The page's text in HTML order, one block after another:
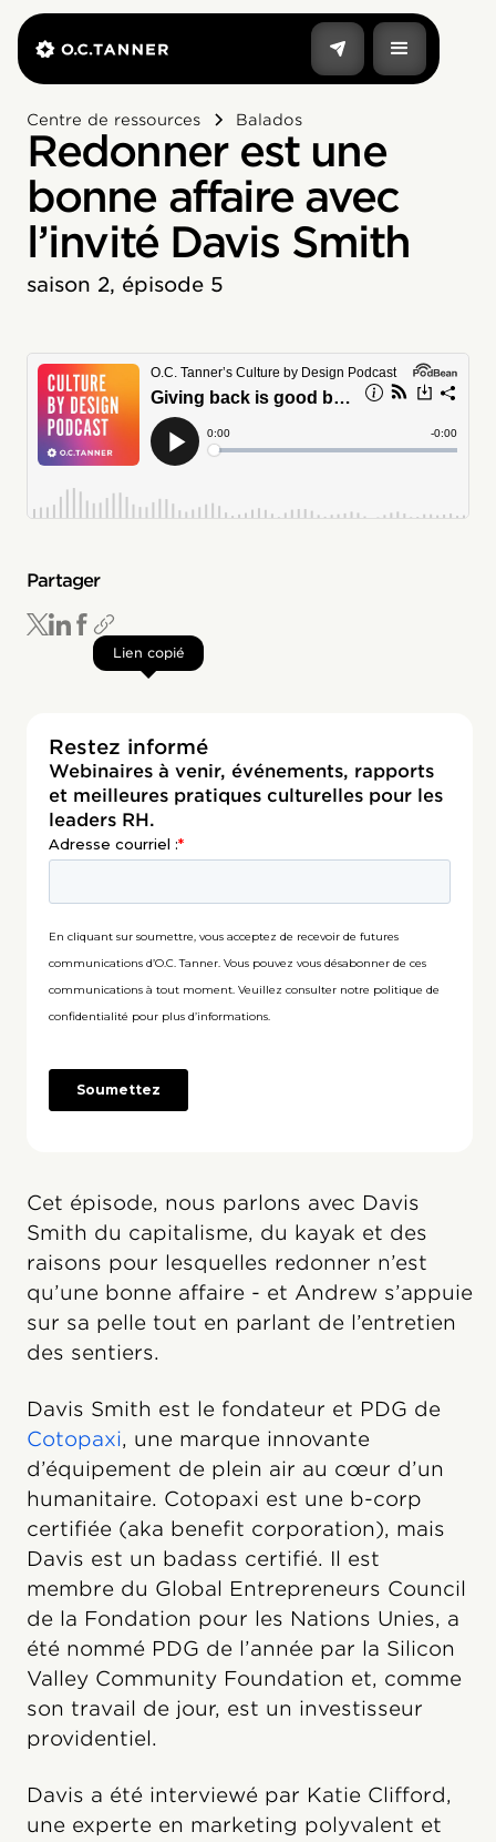
Centre de ressources Balados
Redonner est une
bonne affaire avec
l’invité Davis Smith
saison 2, épisode 5
Partager
Lien copié
Restez informé
Webinaires à venir, événements, rapports
et meilleures pratiques culturelles pour les
leaders RH.
Cet épisode, nous parlons avec Davis
Smith du capitalisme, du kayak et des
raisons pour lesquelles redonner n’est
qu’une bonne affaire - et Andrew s’appuie
sur sa pelle tout en parlant de l’entretien
des sentiers.
Davis Smith est le fondateur et PDG de
Cotopaxi, une marque innovante
d’équipement de plein air au cœur d’un
humanitaire. Cotopaxi est une b-corp
certifiée (aka benefit corporation), mais
Davis est un badass certifié. Il est
membre du Global Entrepreneurs Council
de la Fondation pour les Nations Unies, a
été nommé PDG de l’année par la Silicon
Valley Community Foundation et, comme
son travail de jour, est un investisseur
providentiel.
Davis a été interviewé par Katie Clifford,
une experte en marketing polyvalent et